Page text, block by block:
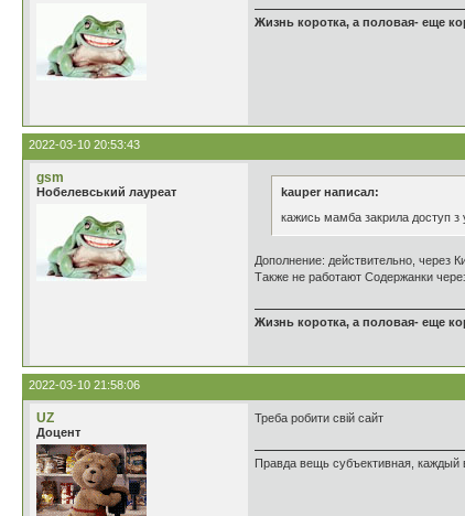
Жизнь коротка, а половая- еще
2022-03-10 20:53:43
gsm
Нобелевський лауреат
kauper написал:
кажись мамба закрила доступ з
Дополнение: действительно, через
Также не работают Содержанки
Жизнь коротка, а половая- еще
2022-03-10 21:58:06
UZ
Доцент
Треба робити свій сайт
Правда вещь субъективная, каждый